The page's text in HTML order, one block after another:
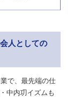
人としての
で、最先端の仕
中内㓛イズムも